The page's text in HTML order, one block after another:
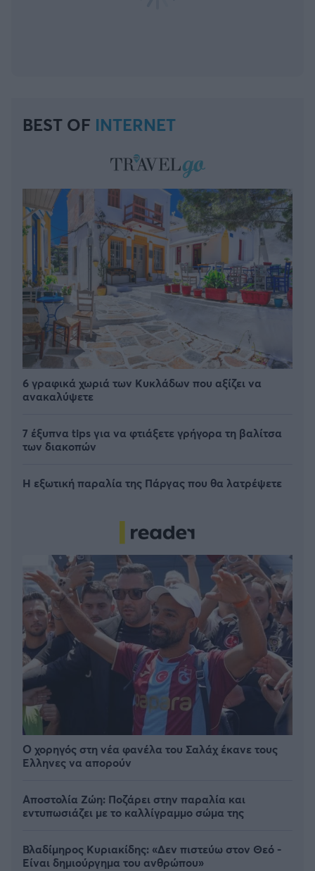
BEST OF INTERNET
6 γραφικά χωριά των Κυκλάδων που αξίζει να
ανακαλύψετε
7 έξυπνα tips για να φτιάξετε γρήγορα τη βαλίτσα
των διακοπών
Η εξωτική παραλία της Πάργας που θα λατρέψετε
Ο χορηγός στη νέα φανέλα του Σαλάχ έκανε τους
Έλληνες να απορούν
Αποστολία Ζώη: Ποζάρει στην παραλία και
εντυπωσιάζει με το καλλίγραμμο σώμα της
Βλαδίμηρος Κυριακίδης: «Δεν πιστεύω στον Θεό -
Είναι δημιούργημα του ανθρώπου»